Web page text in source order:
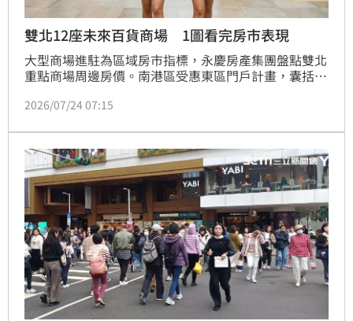
雙北12座未來百貨商場 1圖看完房市表現
大型商場進駐為區域房市指標，永慶房產集團盤點雙北
重點商場周邊房價。南港區受惠東區門戶計畫，囊括4
能完善。新北市方面，板橋遠百TPARK、土城統一商場
擇。專家陳金萍分析，商場帶動商業機能與生活圈，進
一步支撐住宅需求與房價成長。特別是位於新興重劃區
的項目，憑藉交通優勢與重大建設加持，未來房價成長
潛力備受期待。對於重視生活機能與資產保值性的購屋
族，商場周邊區塊將是置產的重要參考指標。
2026/07/24 07:15